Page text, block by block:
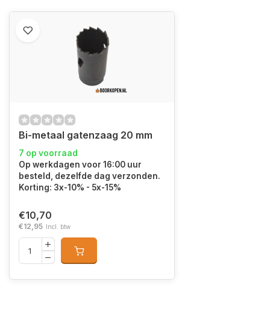
Bi-metaal gatenzaag 20 mm
7 op voorraad
Op werkdagen voor 16:00 uur
besteld, dezelfde dag verzonden.
Korting: 3x-10% - 5x-15%
€10,70
€12,95 Incl. btw